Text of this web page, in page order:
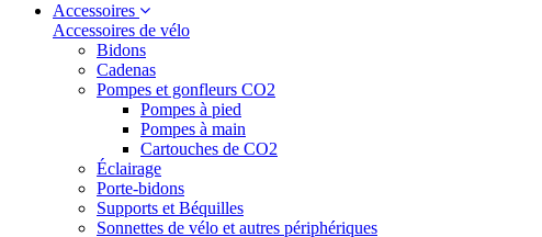
Accessoires
Accessoires de vélo
Bidons
Cadenas
Pompes et gonfleurs CO2
Pompes à pied
Pompes à main
Cartouches de CO2
Éclairage
Porte-bidons
Supports et Béquilles
Sonnettes de vélo et autres périphériques